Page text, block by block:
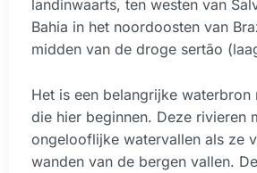
landinwaarts, ten westen van
Bahia in het noordoosten van
midden van de droge sertão
Het is een belangrijke waterbron
die hier beginnen. Deze rivieren
ongelooflijke watervallen als ze
wanden van de bergen vallen.